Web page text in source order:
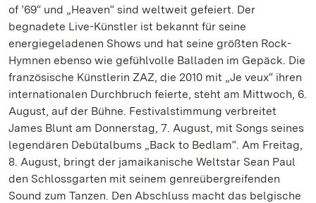
of ’69“ und „Heaven“ sind weltweit gefeiert. Der
begnadete Live-Künstler ist bekannt für seine
energiegeladenen Shows und hat seine größten Rock-
Hymnen ebenso wie gefühlvolle Balladen im Gepäck. Die
französische Künstlerin ZAZ, die 2010 mit „Je veux“ ihren
internationalen Durchbruch feierte, steht am Mittwoch, 6.
August, auf der Bühne. Festivalstimmung verbreitet
James Blunt am Donnerstag, 7. August, mit Songs seines
legendären Debütalbums „Back to Bedlam“. Am Freitag,
8. August, bringt der jamaikanische Weltstar Sean Paul
den Schlossgarten mit seinem genreübergreifenden
Sound zum Tanzen. Den Abschluss macht das belgische